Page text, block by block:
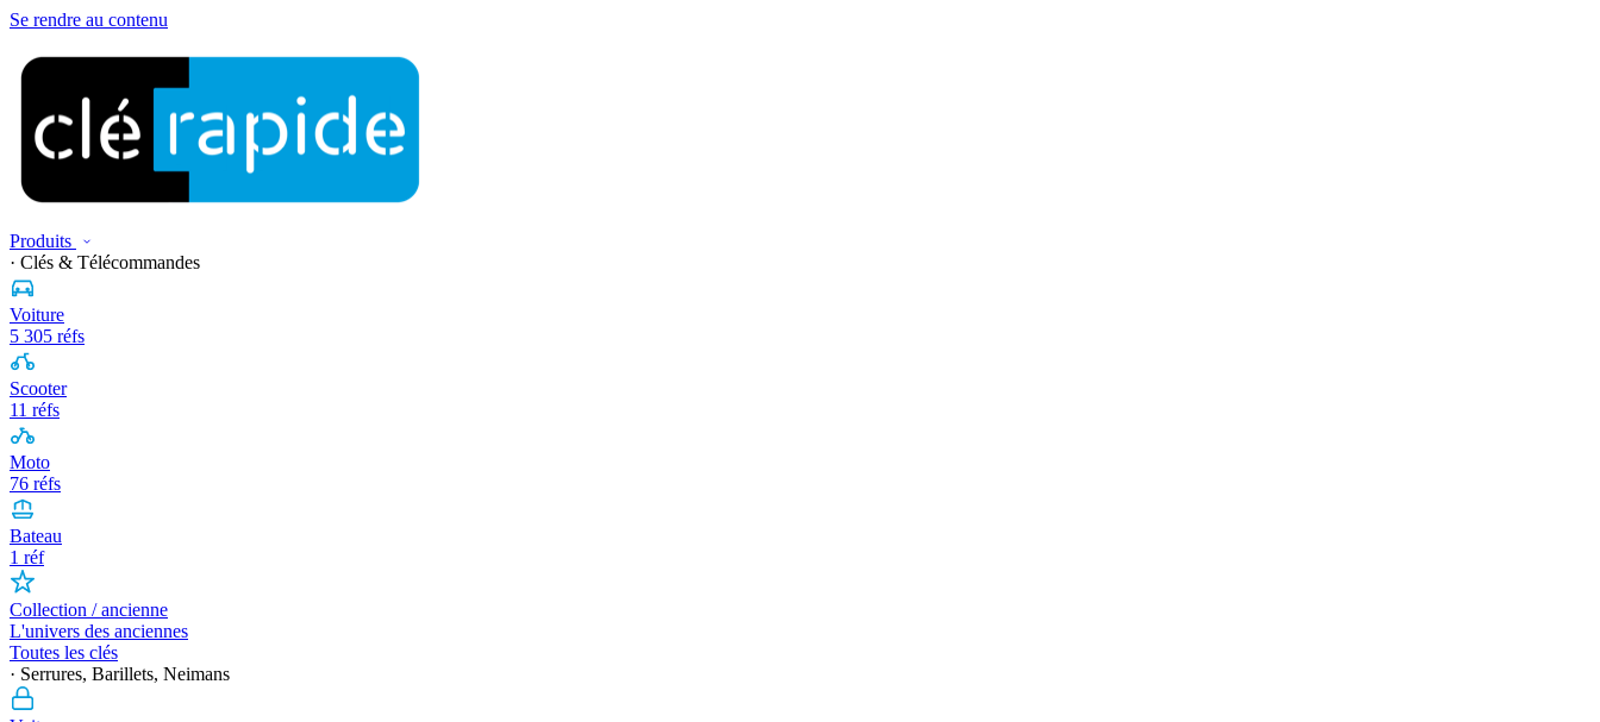
Se rendre au contenu
Produits
· Clés & Télécommandes
Voiture
5 305 réfs
Scooter
11 réfs
Moto
76 réfs
Bateau
1 réf
Collection / ancienne
L'univers des anciennes
Toutes les clés
· Serrures, Barillets, Neimans